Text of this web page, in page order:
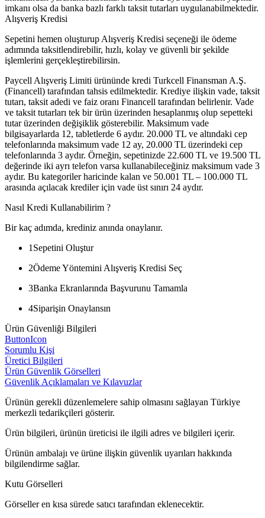
imkanı olsa da banka bazlı farklı taksit tutarları uygulanabilmektedir.
Alışveriş Kredisi
Sepetini hemen oluşturup Alışveriş Kredisi seçeneği ile ödeme
adımında taksitlendirebilir, hızlı, kolay ve güvenli bir şekilde
işlemlerini gerçekleştirebilirsin.
Paycell Alışveriş Limiti ürününde kredi Turkcell Finansman A.Ş.
(Financell) tarafından tahsis edilmektedir. Krediye ilişkin vade, taksit
tutarı, taksit adedi ve faiz oranı Financell tarafından belirlenir. Vade
ve taksit tutarları tek bir ürün üzerinden hesaplanmış olup sepetteki
tutar üzerinden değişiklik gösterebilir. Maksimum vade
bilgisayarlarda 12, tabletlerde 6 aydır. 20.000 TL ve altındaki cep
telefonlarında maksimum vade 12 ay, 20.000 TL üzerindeki cep
telefonlarında 3 aydır. Örneğin, sepetinizde 22.600 TL ve 19.500 TL
değerinde iki ayrı telefon varsa kullanabileceğiniz maksimum vade 3
aydır. Bu kategoriler haricinde kalan ve 50.001 TL – 100.000 TL
arasında açılacak krediler için vade üst sınırı 24 aydır.
Nasıl Kredi Kullanabilirim ?
Bir kaç adımda, krediniz anında onaylanır.
1 Sepetini Oluştur
2Ödeme Yöntemini Alışveriş Kredisi Seç
3Banka Ekranlarında Başvurunu Tamamla
4Siparişin Onaylansın
Ürün Güvenliği Bilgileri
ButtonIcon
Sorumlu Kişi
Üretici Bilgileri
Ürün Güvenlik Görselleri
Güvenlik Açıklamaları ve Kılavuzlar
Ürünün gerekli düzenlemelere sahip olmasını sağlayan Türkiye
merkezli tedarikçileri gösterir.
Ürün bilgileri, ürünün üreticisi ile ilgili adres ve bilgileri içerir.
Ürünün ambalajı ve ürüne ilişkin güvenlik uyarıları hakkında
bilgilendirme sağlar.
Kutu Görselleri
Görseller en kısa sürede satıcı tarafından eklenecektir.